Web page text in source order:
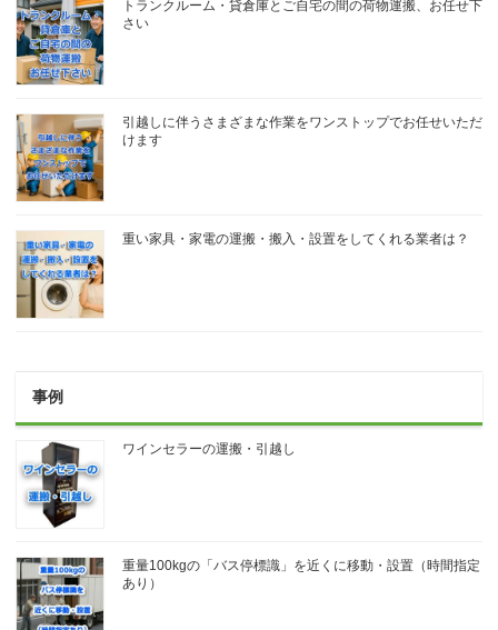
トランクルーム・貸倉庫とご自宅の間の荷物運搬、お任せ下
さい
引越しに伴うさまざまな作業をワンストップでお任せいただ
けます
重い家具・家電の運搬・搬入・設置をしてくれる業者は？
事例
ワインセラーの運搬・引越し
重量100kgの「バス停標識」を近くに移動・設置（時間指定
あり）